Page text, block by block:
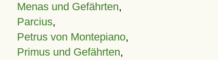
Menas und Gefährten,
Parcius,
Petrus von Montepiano,
Primus und Gefährten,